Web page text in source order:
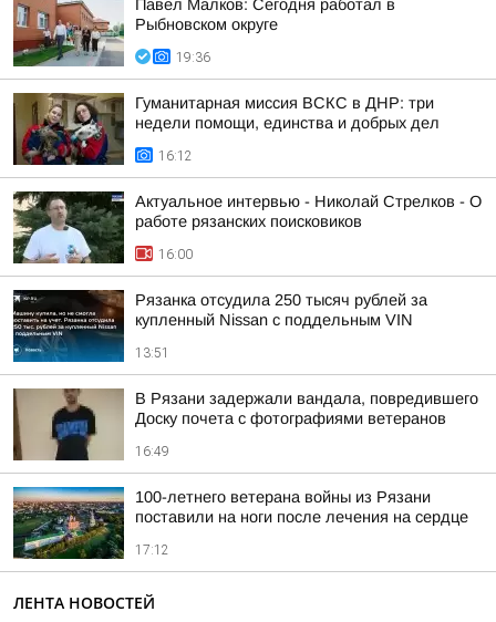
Павел Малков: Сегодня работал в
Рыбновском округе
19:36
Гуманитарная миссия ВСКС в ДНР: три
недели помощи, единства и добрых дел
16:12
Актуальное интервью - Николай Стрелков - О
работе рязанских поисковиков
16:00
Рязанка отсудила 250 тысяч рублей за
купленный Nissan с поддельным VIN
13:51
В Рязани задержали вандала, повредившего
Доску почета с фотографиями ветеранов
16:49
100-летнего ветерана войны из Рязани
поставили на ноги после лечения на сердце
17:12
ЛЕНТА НОВОСТЕЙ